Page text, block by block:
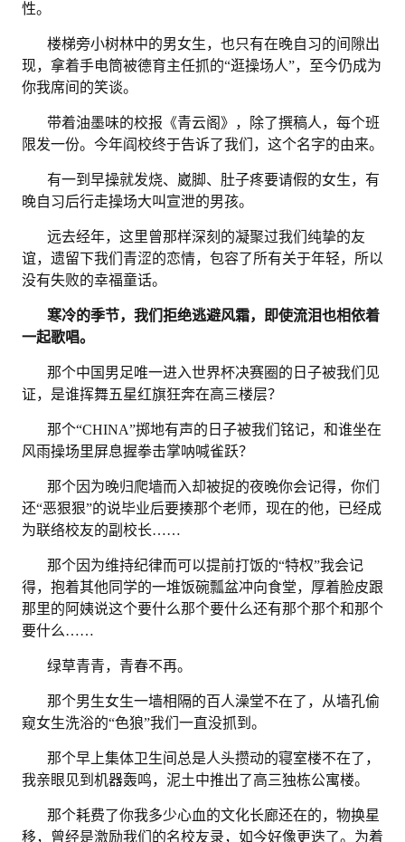
性。
楼梯旁小树林中的男女生，也只有在晚自习的间隙出
现，拿着手电筒被德育主任抓的“逛操场人”，至今仍成为
你我席间的笑谈。
带着油墨味的校报《青云阁》，除了撰稿人，每个班
限发一份。今年阎校终于告诉了我们，这个名字的由来。
有一到早操就发烧、崴脚、肚子疼要请假的女生，有
晚自习后行走操场大叫宣泄的男孩。
远去经年，这里曾那样深刻的凝聚过我们纯挚的友
谊，遗留下我们青涩的恋情，包容了所有关于年轻，所以
没有失败的幸福童话。
寒冷的季节，我们拒绝逃避风霜，即使流泪也相依着
一起歌唱。
那个中国男足唯一进入世界杯决赛圈的日子被我们见
证，是谁挥舞五星红旗狂奔在高三楼层？
那个“CHINA”掷地有声的日子被我们铭记，和谁坐在
风雨操场里屏息握拳击掌呐喊雀跃？
那个因为晚归爬墙而入却被捉的夜晚你会记得，你们
还“恶狠狠”的说毕业后要揍那个老师，现在的他，已经成
为联络校友的副校长……
那个因为维持纪律而可以提前打饭的“特权”我会记
得，抱着其他同学的一堆饭碗瓢盆冲向食堂，厚着脸皮跟
那里的阿姨说这个要什么那个要什么还有那个那个和那个
要什么……
绿草青青，青春不再。
那个男生女生一墙相隔的百人澡堂不在了，从墙孔偷
窥女生洗浴的“色狼”我们一直没抓到。
那个早上集体卫生间总是人头攒动的寝室楼不在了，
我亲眼见到机器轰鸣，泥土中推出了高三独栋公寓楼。
那个耗费了你我多少心血的文化长廊还在的，物换星
移，曾经是激励我们的名校友录，如今好像更迭了。为着